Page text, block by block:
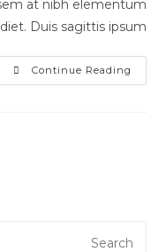
at nibh elementum
Duis sagittis ipsum.…
Continue Reading